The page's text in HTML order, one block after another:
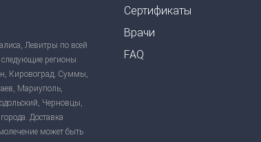
Левитры по всей
регионы:
Кировоград, Суммы,
Мариуполь,
Черновцы,
Доставка
может быть
Сертификаты
Врачи
FAQ